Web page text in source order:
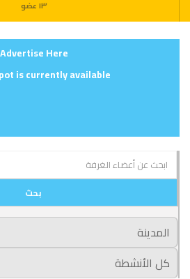
١٣ عضو
Advertise Here
is currently available